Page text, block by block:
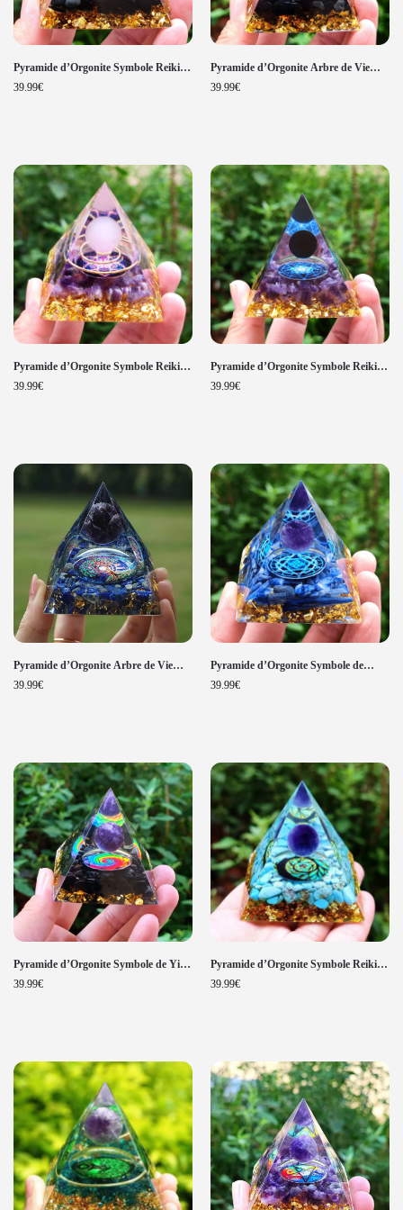
Pyramide d’Orgonite Symbole Reiki
de Guérison OM Améthyste et
39.99€
Pyramide d’Orgonite Arbre de Vie
Chakra Améthyste et Obsidienne
39.99€
Pyramide d’Orgonite Symbole Reiki
Améthyste et Quartz Rose
39.99€
Pyramide d’Orgonite Symbole Reiki
Énergie Améthyste et Obsidienne
39.99€
Pyramide d’Orgonite Arbre de Vie
Reiki Améthyste et Lapis Lazuli
39.99€
Pyramide d’Orgonite Symbole de
Cube de Métatron Améthyste et
39.99€
Pyramide d’Orgonite Symbole de Yin
Yang Chakra Améthyste et
39.99€
Pyramide d’Orgonite Symbole Reiki
Énergie Turquoise et Améthyste
39.99€